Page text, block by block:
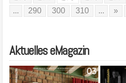
...
290 300 310 ... »
Aktuelles eMagazin